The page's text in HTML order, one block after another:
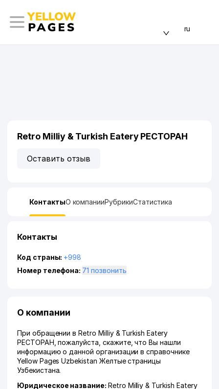
ru
Retro Milliy & Turkish Eatery РЕСТОРАН
Оставить отзыв
КонтактыО компанииРубрикиСтатистика
Контакты
Код страны: +998
Номер телефона:
71 позвонить
О компании
При обращении в Retro Milliy & Turkish Eatery
РЕСТОРАН, пожалуйста, скажите, что Вы нашли
информацию о данной организации в справочнике
Yellow Pages Uzbekistan Желтые страницы
Узбекистана.
Юридическое название: Retro Milliy & Turkish Eatery